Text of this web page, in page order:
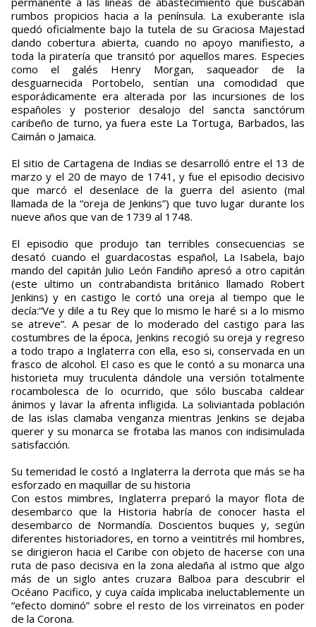
rumbos propicios hacia a la península. La exuberante isla
quedó oficialmente bajo la tutela de su Graciosa Majestad
dando cobertura abierta, cuando no apoyo manifiesto, a
toda la piratería que transitó por aquellos mares. Especies
como el galés Henry Morgan, saqueador de la
desguarnecida Portobelo, sentían una comodidad que
esporádicamente era alterada por las incursiones de los
españoles y posterior desalojo del sancta sanctórum
caribeño de turno, ya fuera este La Tortuga, Barbados, las
Caimán o Jamaica.
El sitio de Cartagena de Indias se desarrolló entre el 13 de
marzo y el 20 de mayo de 1741, y fue el episodio decisivo
que marcó el desenlace de la guerra del asiento (mal
llamada de la “oreja de Jenkins”) que tuvo lugar durante los
nueve años que van de 1739 al 1748.
El episodio que produjo tan terribles consecuencias se
desató cuando el guardacostas español, La Isabela, bajo
mando del capitán Julio León Fandiño apresó a otro capitán
(este ultimo un contrabandista británico llamado Robert
Jenkins) y en castigo le cortó una oreja al tiempo que le
decía:“Ve y dile a tu Rey que lo mismo le haré si a lo mismo
se atreve”. A pesar de lo moderado del castigo para las
costumbres de la época, Jenkins recogió su oreja y regreso
a todo trapo a Inglaterra con ella, eso si, conservada en un
frasco de alcohol. El caso es que le contó a su monarca una
historieta muy truculenta dándole una versión totalmente
rocambolesca de lo ocurrido, que sólo buscaba caldear
ánimos y lavar la afrenta infligida. La soliviantada población
de las islas clamaba venganza mientras Jenkins se dejaba
querer y su monarca se frotaba las manos con indisimulada
satisfacción.
Su temeridad le costó a Inglaterra la derrota que más se ha
esforzado en maquillar de su historia
Con estos mimbres, Inglaterra preparó la mayor flota de
desembarco que la Historia habría de conocer hasta el
desembarco de Normandía. Doscientos buques y, según
diferentes historiadores, en torno a veintitrés mil hombres,
se dirigieron hacia el Caribe con objeto de hacerse con una
ruta de paso decisiva en la zona aledaña al istmo que algo
más de un siglo antes cruzara Balboa para descubrir el
Océano Pacifico, y cuya caída implicaba ineluctablemente un
“efecto dominó” sobre el resto de los virreinatos en poder
de la Corona.